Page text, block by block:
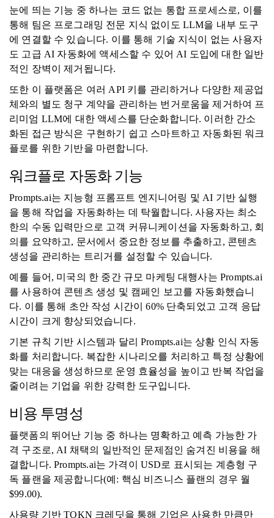
눈에 띄는 기능 중 하나는 코드 없는 통합 프로세스로, 이를
통해 팀은 프로그래밍 전문 지식 없이도 LLM을 내부 도구
에 연결할 수 있습니다. 이를 통해 기술 지식이 없는 사용자
도 고급 AI 자동화에 액세스할 수 있어 AI 도입에 대한 일반
적인 장벽이 제거됩니다.
또한 이 플랫폼은 여러 API 키를 관리하거나 다양한 제공업
체와의 별도 청구 계약을 관리하는 번거로움을 제거하여 프
리미엄 LLM에 대한 액세스를 단순화합니다. 이러한 간소
화된 접근 방식은 구현하기 쉽고 스마트하고 자동화된 워크
플로를 위한 기반을 마련합니다.
워크플로 자동화 기능
Prompts.ai는 지능형 프롬프트 엔지니어링 및 AI 기반 실행
을 통해 작업을 자동화하는 데 탁월합니다. 사용자는 최소
한의 수동 입력만으로 고객 커뮤니케이션을 자동화하고, 회
의를 요약하고, 문서에서 중요한 정보를 추출하고, 콘텐츠
생성을 관리하는 트리거를 설정할 수 있습니다.
예를 들어, 미국의 한 중간 규모 마케팅 대행사는 Prompts.ai
를 사용하여 콘텐츠 생성 및 캠페인 보고를 자동화했습니
다. 이를 통해 초안 작성 시간이 60% 단축되었고 고객 응답
시간이 크게 향상되었습니다.
기본 규칙 기반 시스템과 달리 Prompts.ai는 상황 인식 자동
화를 처리합니다. 복잡한 시나리오를 처리하고 특정 상황에
맞는 대응을 생성하므로 운영 효율성을 높이고 반복 작업을
줄이려는 기업을 위한 강력한 도구입니다.
비용 투명성
플랫폼의 뛰어난 기능 중 하나는 명확하고 예측 가능한 가
격 구조로, AI 채택의 일반적인 문제점인 숨겨진 비용을 해
결합니다. Prompts.ai는 가격이 USD로 표시되는 계층형 구
독 플랜을 제공합니다(예: 핵심 비즈니스 플랜의 경우 월
$99.00).
사용량 기반 TOKN 크레딧을 통해 기업은 사용한 만큼만